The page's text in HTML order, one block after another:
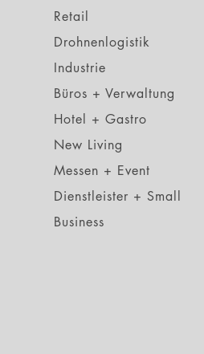
Retail
Drohnenlogistik
Industrie
Büros + Verwaltung
Hotel + Gastro
New Living
Messen + Event
Dienstleister + Small
Business